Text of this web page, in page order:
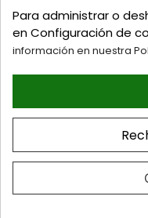
© 2026 Tienda online
Curtidos y Tapicerias y
articulos para Zapateria
Para administrar o
en Configuración de
información en nuestra